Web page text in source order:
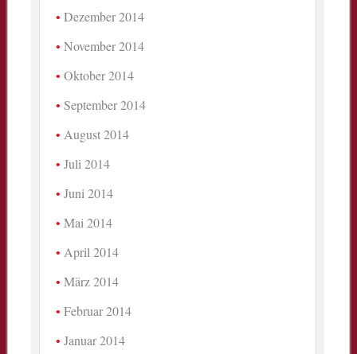
Dezember 2014
November 2014
Oktober 2014
September 2014
August 2014
Juli 2014
Juni 2014
Mai 2014
April 2014
März 2014
Februar 2014
Januar 2014